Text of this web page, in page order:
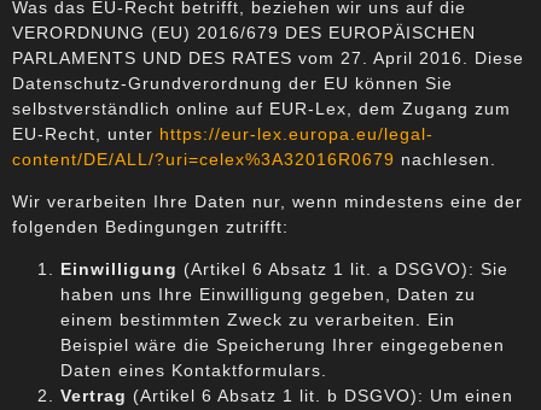
Was das EU-Recht betrifft, beziehen wir uns auf die
VERORDNUNG (EU) 2016/679 DES EUROPÄISCHEN
PARLAMENTS UND DES RATES vom 27. April 2016. Diese
Datenschutz-Grundverordnung der EU können Sie
selbstverständlich online auf EUR-Lex, dem Zugang zum
EU-Recht, unter https://eur-lex.europa.eu/legal-
content/DE/ALL/?uri=celex%3A32016R0679 nachlesen.
Wir verarbeiten Ihre Daten nur, wenn mindestens eine der
folgenden Bedingungen zutrifft:
Einwilligung (Artikel 6 Absatz 1 lit. a DSGVO): Sie
haben uns Ihre Einwilligung gegeben, Daten zu
einem bestimmten Zweck zu verarbeiten. Ein
Beispiel wäre die Speicherung Ihrer eingegebenen
Daten eines Kontaktformulars.
Vertrag (Artikel 6 Absatz 1 lit. b DSGVO): Um einen